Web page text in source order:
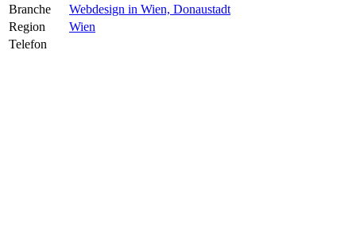
Branche
Webdesign in Wien, Donaustadt
Region
Wien
Telefon